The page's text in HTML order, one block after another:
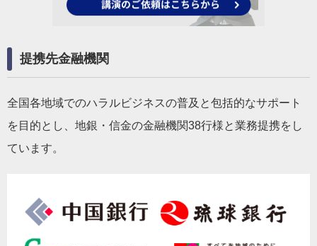
提携先金融機関
全国各地域でのハラルビジネスの普及と包括的なサポート
を目的とし、地銀・信金の金融機関38行様と業務提携をし
ています。